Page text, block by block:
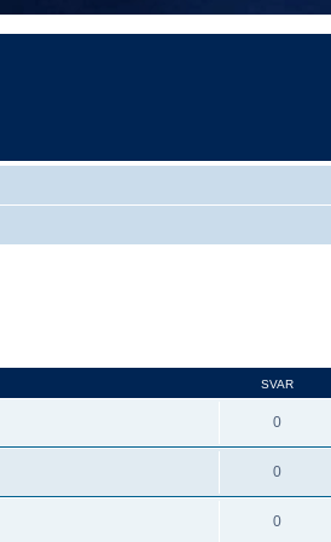
SVAR
0
0
0